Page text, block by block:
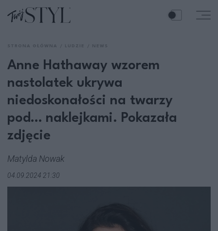
Anne Hathaway wzorem
nastolatek ukrywa
niedoskonałości na twarzy
pod… naklejkami. Pokazała
zdjęcie
Matylda Nowak
04.09.2024 21:30